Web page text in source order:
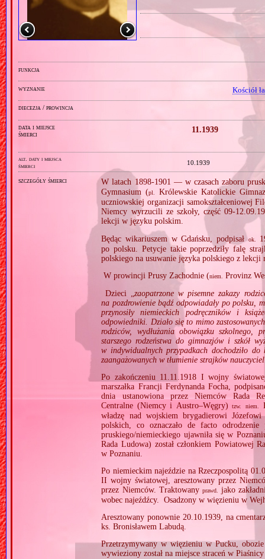
funkcja
wyznanie Kościół
diecezja / prowincja
data i miejsce
śmierci
11.1939
alt. daty i miejsca
śmierci
10.1939
szczegóły śmierci
W latach 1898‐1901 — w czasach zaboru
Gymnasium (pl.
Królewskie Katolickie
uczniowskiej organizacji samokształceniowej
Niemcy wyrzucili ze szkoły, część
lekcji w języku polskim.
Będąc wikariuszem w Gdańsku, podpisał ok.
po polsku. Petycje takie poprzedziły falę
polskiego na usuwanie języka polskiego z
W prowincji Prusy Zachodnie (niem. Provinz
Dzieci „zaopatrzone w pisemne zakazy
na pozdrowienie bądź odpowiadały po polsku,
przynosiły niemieckich podręczników i
odpowiedniki. Działo się to mimo
rodziców, wydłużania obowiązku szkolnego,
starszego rodzeństwa do gimnazjów i szkół
w indywidualnych przypadkach dochodziło
zaangażowanych w tłumienie strajków
Po zakończeniu 11.11.1918 I wojny
marszałka Francji Ferdynanda Focha,
dnia ustanowiona przez Niemców Rada
Centralne (Niemcy i Austro–Węgry)tzw. niem.
władzę nad wojskiem brygadierowi
polskich, co oznaczało de facto
pruskiego/niemieckiego ujawniła się w
Rada Ludowa) został członkiem Powiatowej
w Poznaniu.
Po niemieckim najeździe na Rzeczpospolitą
II wojny światowej, aresztowany przez
przez Niemców. Traktowany prawd. jako
wobec najeźdźcy. Osadzony w więzieniu w
Aresztowany ponownie 20.10.1939, na
ks. Bronisławem Labudą.
Przetrzymywany w więzieniu w Pucku,
wywieziony został na miejsce straceń w